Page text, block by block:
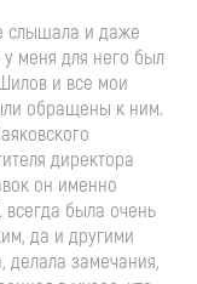
слышала и даже
у меня для него был
и все мои
обращены к ним.
директора
он именно
была очень
да и другими
замечания,